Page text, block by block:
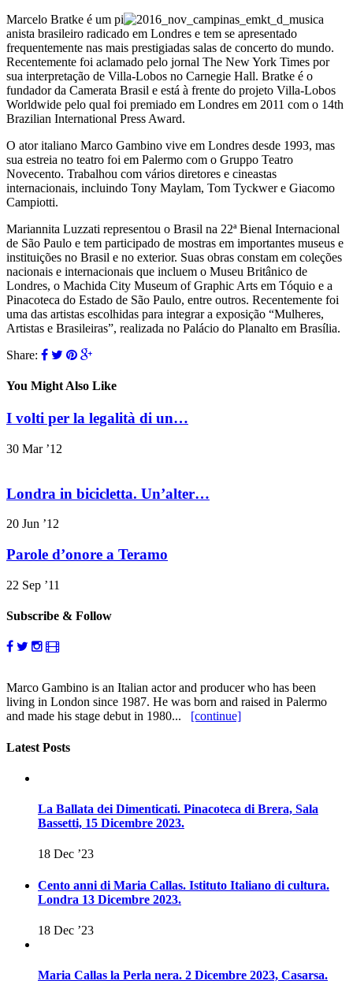
Marcelo Bratke é um pi
anista brasileiro radicado em Londres e tem se apresentado
frequentemente nas mais prestigiadas salas de concerto do mundo.
Recentemente foi aclamado pelo jornal The New York Times por
sua interpretação de Villa-Lobos no Carnegie Hall. Bratke é o
fundador da Camerata Brasil e está à frente do projeto Villa-Lobos
Worldwide pelo qual foi premiado em Londres em 2011 com o 14th
Brazilian International Press Award.
O ator italiano Marco Gambino vive em Londres desde 1993, mas
sua estreia no teatro foi em Palermo com o Gruppo Teatro
Novecento. Trabalhou com vários diretores e cineastas
internacionais, incluindo Tony Maylam, Tom Tyckwer e Giacomo
Campiotti.
Mariannita Luzzati representou o Brasil na 22ª Bienal Internacional
de São Paulo e tem participado de mostras em importantes museus e
instituições no Brasil e no exterior. Suas obras constam em coleções
nacionais e internacionais que incluem o Museu Britânico de
Londres, o Machida City Museum of Graphic Arts em Tóquio e a
Pinacoteca do Estado de São Paulo, entre outros. Recentemente foi
uma das artistas escolhidas para integrar a exposição “Mulheres,
Artistas e Brasileiras”, realizada no Palácio do Planalto em Brasília.
Share:
You Might Also Like
I volti per la legalità di un…
30 Mar ’12
Londra in bicicletta. Un’alter…
20 Jun ’12
Parole d’onore a Teramo
22 Sep ’11
Subscribe & Follow
Marco Gambino is an Italian actor and producer who has been
living in London since 1987. He was born and raised in Palermo
and made his stage debut in 1980... [continue]
Latest Posts
La Ballata dei Dimenticati. Pinacoteca di Brera, Sala
Bassetti, 15 Dicembre 2023.
18 Dec ’23
Cento anni di Maria Callas. Istituto Italiano di cultura.
Londra 13 Dicembre 2023.
18 Dec ’23
Maria Callas la Perla nera. 2 Dicembre 2023, Casarsa.